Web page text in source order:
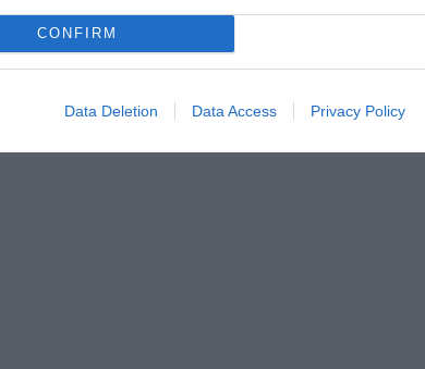
CONFIRM
Data Deletion Data Access Privacy Policy
τον πλοηγό για την επόμενη φορά που θα σχολιάσω.